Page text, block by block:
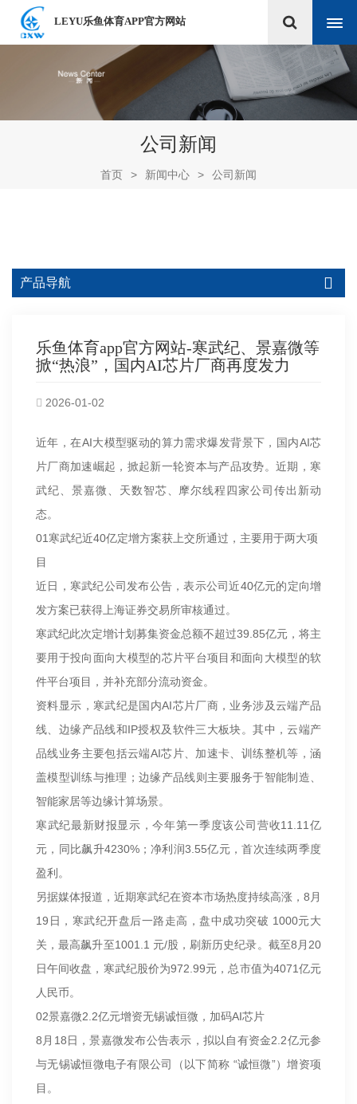
LEYU乐鱼体育APP官方网站
公司新闻
首页 > 新闻中心 > 公司新闻
产品导航
乐鱼体育app官方网站-寒武纪、景嘉微等
掀“热浪”，国内AI芯片厂商再度发力
2026-01-02
近年，在AI大模型驱动的算力需求爆发背景下，国内AI芯
片厂商加速崛起，掀起新一轮资本与产品攻势。近期，寒
武纪、景嘉微、天数智芯、摩尔线程四家公司传出新动
态。
01寒武纪近40亿定增方案获上交所通过，主要用于两大项
目
近日，寒武纪公司发布公告，表示公司近40亿元的定向增
发方案已获得上海证券交易所审核通过。
寒武纪此次定增计划募集资金总额不超过39.85亿元，将主
要用于投向面向大模型的芯片平台项目和面向大模型的软
件平台项目，并补充部分流动资金。
资料显示，寒武纪是国内AI芯片厂商，业务涉及云端产品
线、边缘产品线和IP授权及软件三大板块。其中，云端产
品线业务主要包括云端AI芯片、加速卡、训练整机等，涵
盖模型训练与推理；边缘产品线则主要服务于智能制造、
智能家居等边缘计算场景。
寒武纪最新财报显示，今年第一季度该公司营收11.11亿
元，同比飙升4230%；净利润3.55亿元，首次连续两季度
盈利。
另据媒体报道，近期寒武纪在资本市场热度持续高涨，8月
19日，寒武纪开盘后一路走高，盘中成功突破 1000元大
关，最高飙升至1001.1 元/股，刷新历史纪录。截至8月20
日午间收盘，寒武纪股价为972.99元，总市值为4071亿元
人民币。
02景嘉微2.2亿元增资无锡诚恒微，加码AI芯片
8月18日，景嘉微发布公告表示，拟以自有资金2.2亿元参
与无锡诚恒微电子有限公司（以下简称 “诚恒微”）增资项
目。